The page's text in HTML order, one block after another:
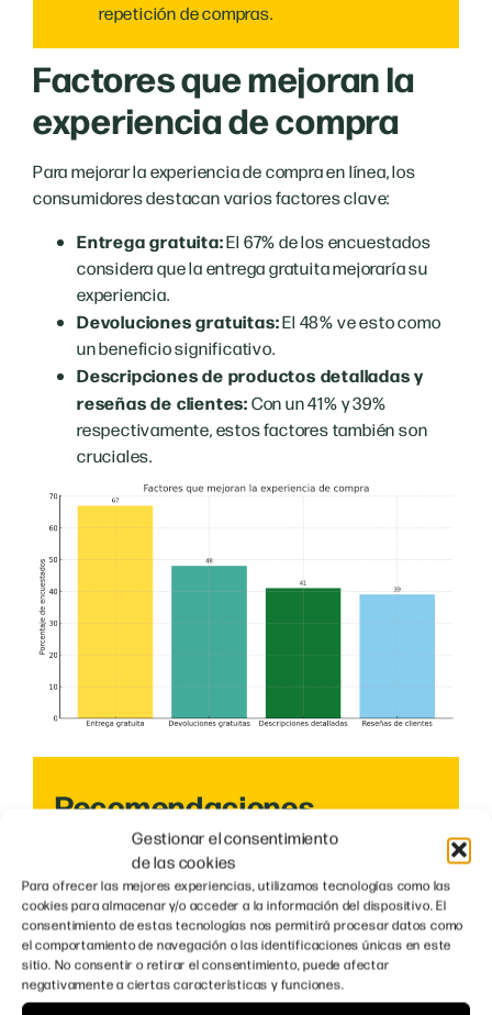
Gestionar el consentimiento
de las cookies
Para ofrecer las mejores experiencias, utilizamos tecnologías como las
cookies para almacenar y/o acceder a la información del dispositivo. El
consentimiento de estas tecnologías nos permitirá procesar datos como
el comportamiento de navegación o las identificaciones únicas en este
sitio. No consentir o retirar el consentimiento, puede afectar
negativamente a ciertas características y funciones.
repetición de compras.
Factores que mejoran la
experiencia de compra
Para mejorar la experiencia de compra en línea, los
consumidores destacan varios factores clave:
Entrega gratuita:El 67% de los encuestados
considera que la entrega gratuita mejoraría su
experiencia.
Devoluciones gratuitas:El 48% ve esto como
un beneficio significativo.
Descripciones de productos detalladas y
reseñas de clientes:Con un 41% y 39%
respectivamente, estos factores también son
cruciales.
Recomendaciones
Implementar entrega gratuita:
políticas de entrega gratuita siempre que
sea posible para mejorar la experiencia del
cliente.
Facilitar devoluciones gratuitas:
Proporcionar devoluciones gratuitas para